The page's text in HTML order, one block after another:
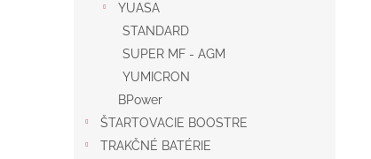
YUASA
STANDARD
SUPER MF - AGM
YUMICRON
BPower
ŠTARTOVACIE BOOSTRE
TRAKČNÉ BATÉRIE